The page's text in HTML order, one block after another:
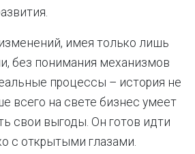
имея только лишь
без понимания механизмов
процессы – история не
всего на свете бизнес умеет
свои выгоды. Он готов идти
с открытыми глазами.